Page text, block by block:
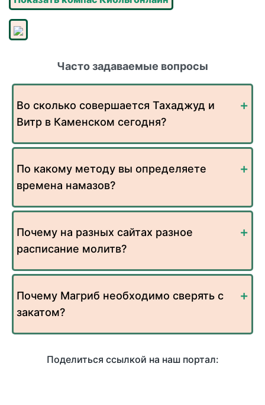
Часто задаваемые вопросы
Во сколько совершается Тахаджуд и
Витр в Каменском сегодня?
По какому методу вы определяете
времена намазов?
Почему на разных сайтах разное
расписание молитв?
Почему Магриб необходимо сверять с
закатом?
Поделиться ссылкой на наш портал: